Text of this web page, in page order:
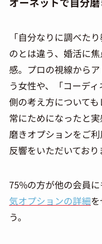
「自分なりに調べた
のとは違う、婚活に
感。プロの視線から
う女性や、「コーデ
側の考え方について
常にためになったと
磨きオプションをご
反響をいただいており
75%の方が他の会員に
気オプションの詳細
う。